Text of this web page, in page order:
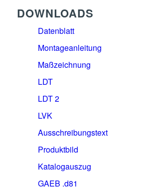
DOWNLOADS
Datenblatt
Montageanleitung
Maßzeichnung
LDT
LDT 2
LVK
Ausschreibungstext
Produktbild
Katalogauszug
GAEB .d81